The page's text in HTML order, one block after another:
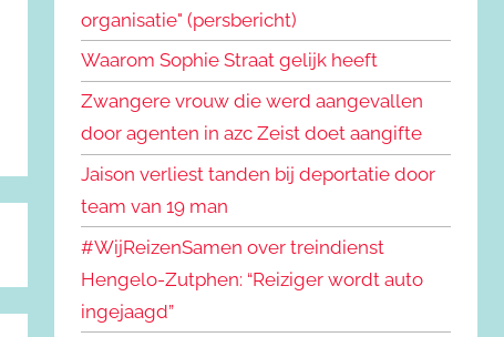
organisatie" (persbericht)
Waarom Sophie Straat gelijk heeft
Zwangere vrouw die werd aangevallen
door agenten in azc Zeist doet aangifte
Jaison verliest tanden bij deportatie door
team van 19 man
#WijReizenSamen over treindienst
Hengelo-Zutphen: “Reiziger wordt auto
ingejaagd”